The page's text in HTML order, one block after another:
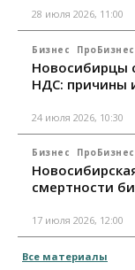
28 июля 2026, 11:00
Бизнес ПроБизнес
Новосибирцы
НДС: причины
24 июля 2026, 10:30
Бизнес ПроБизнес
смертности
17 июля 2026, 12:00
Все материалы